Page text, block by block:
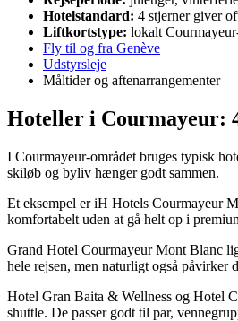
Hotelstandard: 4 stjerner giver
Liftkortstype: lokalt
Fly til og fra Genève
Udstyrsleje
Måltider og aftenarrangementer
Hoteller i Courmayeur:
I Courmayeur-området bruges typisk
skiløb og byliv hænger godt sammen.
Et eksempel er iH Hotels Courmayeur
komfortabelt uden at gå helt op i
Grand Hotel Courmayeur Mont Blanc
hele rejsen, men naturligt også påvirker
Hotel Gran Baita & Wellness og Hotel
shuttle. De passer godt til par,